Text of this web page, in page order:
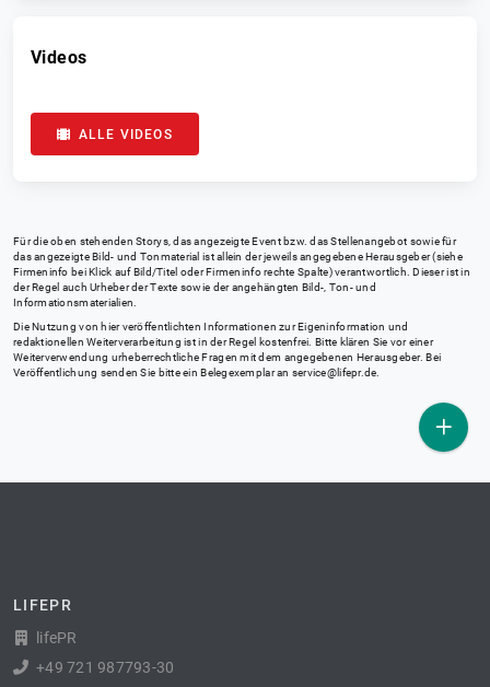
Videos
ALLE VIDEOS
Für die oben stehenden Storys, das angezeigte Event bzw. das Stellenangebot sowie für
das angezeigte Bild- und Tonmaterial ist allein der jeweils angegebene Herausgeber (siehe
Firmeninfo bei Klick auf Bild/Titel oder Firmeninfo rechte Spalte) verantwortlich. Dieser ist in
der Regel auch Urheber der Texte sowie der angehängten Bild-, Ton- und
Informationsmaterialien.
Die Nutzung von hier veröffentlichten Informationen zur Eigeninformation und
redaktionellen Weiterverarbeitung ist in der Regel kostenfrei. Bitte klären Sie vor einer
Weiterverwendung urheberrechtliche Fragen mit dem angegebenen Herausgeber. Bei
Veröffentlichung senden Sie bitte ein Belegexemplar an service@lifepr.de
LIFEPR
lifePR
+49 721 987793-30